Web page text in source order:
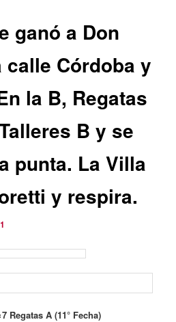
ganó a Don
calle Córdoba y
la B, Regatas
B y se
punta. La Villa
y respira.
Regatas A (11° Fecha)